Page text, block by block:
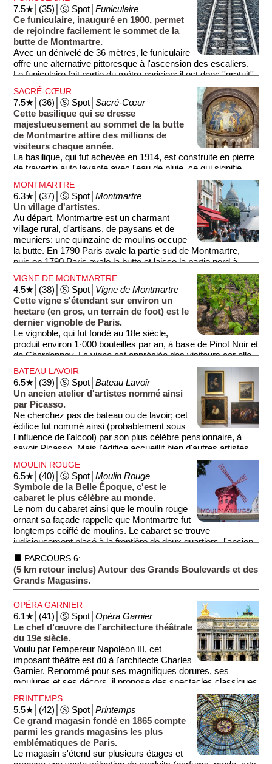
monde, le Moulin Rouge.
7.5★│(35)│Ⓢ Spot│Funiculaire
Ce funiculaire, inauguré en 1900, permet
de rejoindre facilement le sommet de la
butte de Montmartre.
Avec un dénivelé de 36 mètres, le funiculaire
offre une alternative pittoresque à l'ascension des escaliers.
Le funiculaire fait partie du métro parisien; il est donc ''gratuit''
si vous êtes en possession d'une carte illimitée.
SACRÉ-CŒUR
7.5★│(36)│Ⓢ Spot│Sacré-Cœur
Cette basilique qui se dresse
majestueusement au sommet de la butte
de Montmartre attire des millions de
visiteurs chaque année.
La basilique, qui fut achevée en 1914, est construite en pierre
de travertin auto lavante avec l'eau de pluie, ce qui signifie
que le monument reste toujours d'une parfaite blancheur
(photo 2).
Selon certains, après un siècle de déchéance, la France
perdit la guerre contre la Prusse (en 1870), suite à une
punition divine. C'est pour se racheter que la France
construisit cette basilique...
est de style romano-byzantin. À l'intérieur, vous pourrez
admirer la plus grande mosaïque du monde, représentant le
Christ en majesté (photo 1). Depuis le parvis, vous
bénéficierez d'une ravissante vue sur Paris (photo 3).
MONTMARTRE
6.3★│(37)│Ⓢ Spot│Montmartre
Un village d'artistes.
Au départ, Montmartre est un charmant
village rural, d'artisans, de paysans et de
meuniers: une quinzaine de moulins occupe
la butte. En 1790 Paris avale la partie sud de Montmartre,
puis en 1790 Paris avale la butte et laisse la partie nord à
Saint-Ouen (une commune au nord de Paris). Dès la fin du
19e siècle, les artistes (Apollinaire, Picasso, Modigliani...)
remplacent peu à peu les paysans et les meuniers.
Aujourd'hui, c'est le point culminant de la capitale, et le
''village'' est l'une des attractions majeures de Paris. Il existe
plein de possibilités pour monter à Montmartre (rues,
escaliers), mais la montée en funiculaire ou en bus est la
moins fatigante.
Sur place, ne manquez pas
• La Place du Tertre, avec tous ses artistes qui perpétuent la
tradition.
• Le Moulin de la Galette, l'un des deux moulins restant.
• Le point de vue depuis l'esplanade du Sacré Cœur. Selon
certains, après un siècle de déchéance, la France perdit la
guerre contre la Prusse (en 1870), suite à une punition divine.
C'est pour se racheter que la France construisit cette
VIGNE DE MONTMARTRE
4.5★│(38)│Ⓢ Spot│ Vigne de Montmartre
Cette vigne s'étendant sur environ un
hectare (en gros, un terrain de foot) est le
dernier vignoble de Paris.
Le vignoble, qui fut fondé au 18e siècle,
produit environ 1·000 bouteilles par an, à base de Pinot Noir et
de Chardonnay. La vigne est appréciée des visiteurs car elle
rappelle qu'avant d'être englobé dans Paris, Montmartre fut
longtemps un petit village: un village agricole, puis un village
d'artistes...
BATEAU LAVOIR
6.5★│(39)│Ⓢ Spot│Bateau Lavoir
Un ancien atelier d'artistes nommé ainsi
par Picasso.
Ne cherchez pas de bateau ou de lavoir; cet
édifice fut nommé ainsi (probablement sous
l'influence de l'alcool) par son plus célèbre pensionnaire, à
savoir Picasso. Mais l'édifice accueillit bien d'autres artistes
renommés tels que Modigliani ou Apollinaire.
MOULIN ROUGE
6.5★│(40)│Ⓢ Spot│Moulin Rouge
Symbole de la Belle Époque, c'est le
cabaret le plus célèbre au monde.
Le nom du cabaret ainsi que le moulin rouge
ornant sa façade rappelle que Montmartre fut
longtemps coiffé de moulins. Le cabaret se trouve
judicieusement placé à la frontière de deux quartiers, l'ancien
village d'artistes de Montmartre et le quartier chaud de Pigalle.
Le cabaret est toujours en activité et attire chaque année des
milliers de visiteurs qui viennent dîner en assistant à un
performances artistiques de haut niveau.
⬛ PARCOURS 6:
(5 km retour inclus) Autour des Grands Boulevards et des
Grands Magasins.
OPÉRA GARNIER
6.1★│(41)│Ⓢ Spot│Opéra Garnier
Le chef d’œuvre de l’architecture théâtrale
du 19e siècle.
Voulu par l'empereur Napoléon III, cet
imposant théâtre est dû à l'architecte Charles
Garnier. Renommé pour ses magnifiques dorures, ses
moulures et ses décors, il propose des spectacles classiques
ou modernes. Inauguré en 1873, c'est aujourd'hui l'un des
monuments parisiens les plus visités.
PRINTEMPS
5.5★│(42)│Ⓢ Spot│Printemps
Ce grand magasin fondé en 1865 compte
parmi les grands magasins les plus
emblématiques de Paris.
Le magasin s'étend sur plusieurs étages et